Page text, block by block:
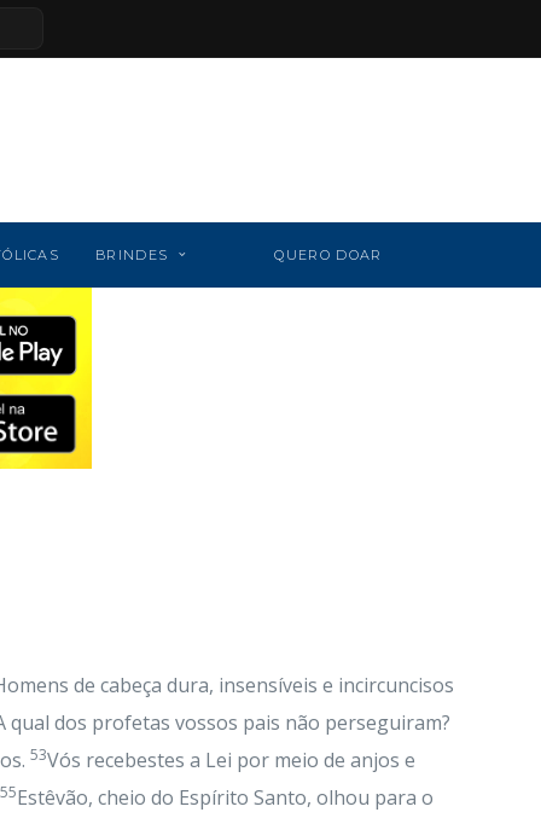
BRINDES QUERO DOAR
de cabeça dura, insensíveis e incircuncisos
qual dos profetas vossos pais não perseguiram?
53Vós recebestes a Lei por meio de anjos e
55Estêvão, cheio do Espírito Santo, olhou para o